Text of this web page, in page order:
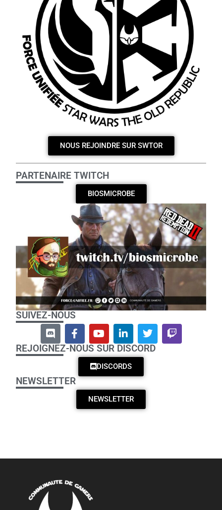
NOUS REJOINDRE SUR SWTOR
PARTENAIRE TWITCH
BIOSMICROBE
SUIVEZ-NOUS
REJOIGNEZ-NOUS SUR DISCORD
DISCORDS
NEWSLETTER
NEWSLETTER